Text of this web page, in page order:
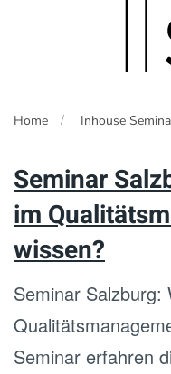
main
content
Home Inhouse
Seminar
im
wissen?
Seminar Salzburg:
Seminar erfahren